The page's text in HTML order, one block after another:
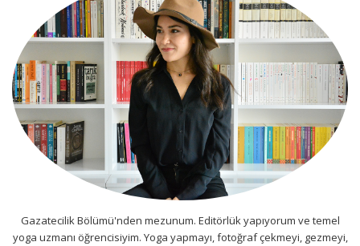
Gazatecilik Bölümü'nden mezunum. Editörlük yapıyorum ve temel
yoga uzmanı öğrencisiyim. Yoga yapmayı, fotoğraf çekmeyi, gezmeyi,